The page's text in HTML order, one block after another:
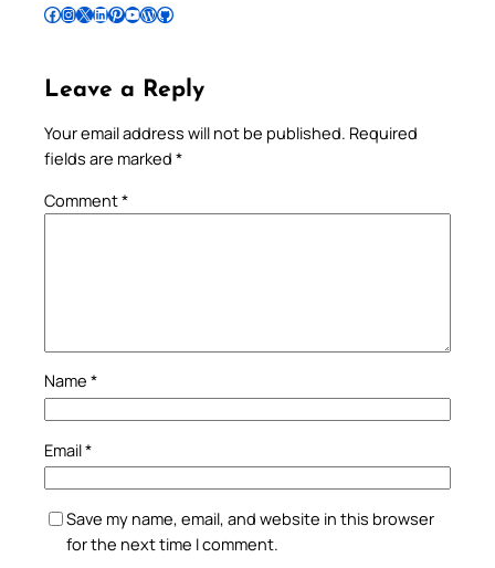
Follow Pradeep on Facebook Follow Pradeep on InstagramFollow Pradeep on X Follow Pradeep on LinkedIn Follow Pradeep on Pinterest Subscribe to Pradeep’s Youtube Channel Follow Pradeep on WordPress Follow Pradeep on GitHub
Leave a Reply
Your email address will not be published. Required
fields are marked *
Comment*
Name *
Email*
Save my name, email, and website in this browser
for the next time I comment.